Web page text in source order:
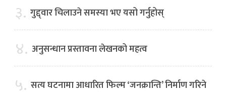
३. गुद्द्वार चिलाउने समस्या भए यसो गर्नुहोस्
४. अनुसन्धान प्रस्तावना लेखनको महत्व
५. सत्य घटनामा आधारित फिल्म ‘जनक्रान्ति’ निर्माण गरिने